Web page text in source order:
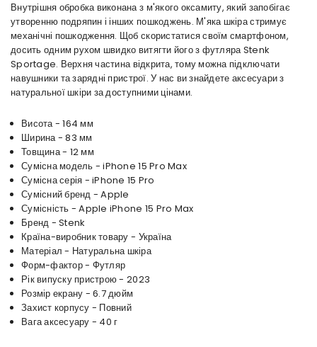
Внутрішня обробка виконана з м'якого оксамиту, який запобігає
утворенню подряпин і інших пошкоджень. М'яка шкіра стримує
механічні пошкодження. Щоб скористатися своїм смартфоном,
досить одним рухом швидко витягти його з футляра Stenk
Sportage. Верхня частина відкрита, тому можна підключати
навушники та зарядні пристрої. У нас ви знайдете аксесуари з
натуральної шкіри за доступними цінами.
Висота - 164 мм
Ширина - 83 мм
Товщина - 12 мм
Сумісна модель - iPhone 15 Pro Max
Сумісна серія - iPhone 15 Pro
Сумісний бренд - Apple
Сумісність - Apple iPhone 15 Pro Max
Бренд - Stenk
Країна-виробник товару - Україна
Матеріал - Натуральна шкіра
Форм-фактор - Футляр
Рік випуску пристрою - 2023
Розмір екрану - 6.7 дюйм
Захист корпусу - Повний
Вага аксесуару - 40 г